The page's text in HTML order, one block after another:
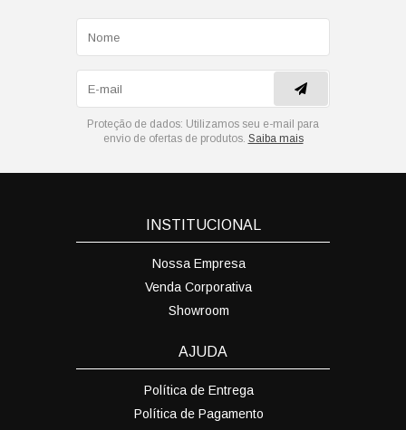
Proteção de dados: Utilizamos seu e-mail para
envio de ofertas de produtos. Saiba mais
INSTITUCIONAL
Nossa Empresa
Venda Corporativa
Showroom
AJUDA
Política de Entrega
Política de Pagamento